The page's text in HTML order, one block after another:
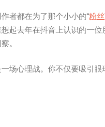
者都在为了那个小小的“粉丝
起去年在抖音上认识的一
。
场心理战。你不仅要吸引